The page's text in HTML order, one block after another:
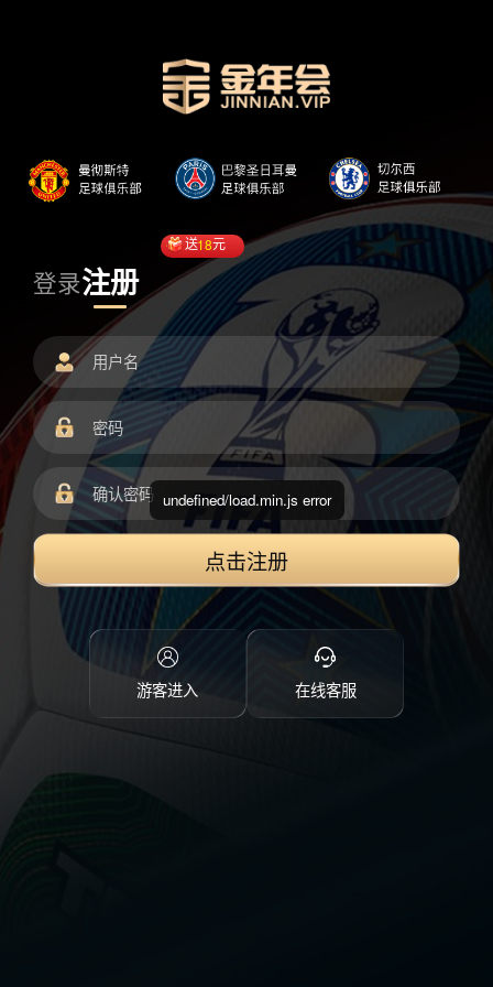
登录注册
送18元
点击注册
游客进入 在线客服
undefined/load.min.js error